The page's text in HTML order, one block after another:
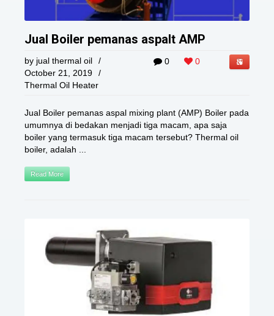
Jual Boiler pemanas aspalt AMP
0 0
by jual thermal oil
/
October 21, 2019
/
Thermal Oil Heater
Jual Boiler pemanas aspal mixing plant (AMP) Boiler pada
umumnya di bedakan menjadi tiga macam, apa saja
boiler yang termasuk tiga macam tersebut? Thermal oil
boiler, adalah ...
Read More